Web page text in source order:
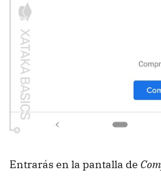
Entrarás en la pantalla de